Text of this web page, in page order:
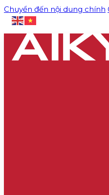
Chuyển đến nội dung chính